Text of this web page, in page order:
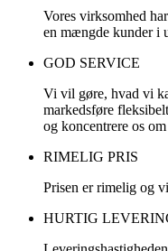
Vores virksomhed
en mængde kunder i
GOD SERVICE
Vi vil gøre, hvad vi
markedsføre
og koncentrere os
RIMELIG PRIS
Prisen er rimelig og
HURTIG